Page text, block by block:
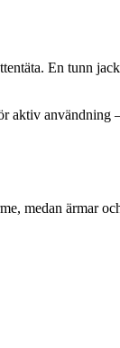
En tunn
aktiv
medan ärmar